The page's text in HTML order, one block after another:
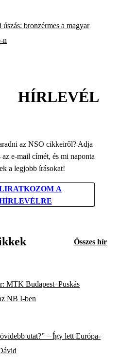
bronzérmes a magyar
n
HÍRLEVÉL
az NSO cikkeiről? Adja
az e-mail címét, és mi naponta
a legjobb írásokat!
A
Összes hír
MTK Budapest–Puskás
NB I-ben
utat?” – Így lett Európa-